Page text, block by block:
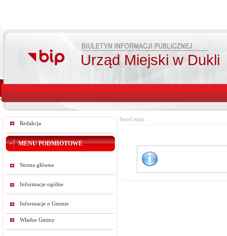
Urząd Miejski w Dukli
Redakcja
MENU PODMIOTOWE
Strona główna
Informacje ogólne
Informacje o Gminie
Władze Gminy
Jesteś tutaj: